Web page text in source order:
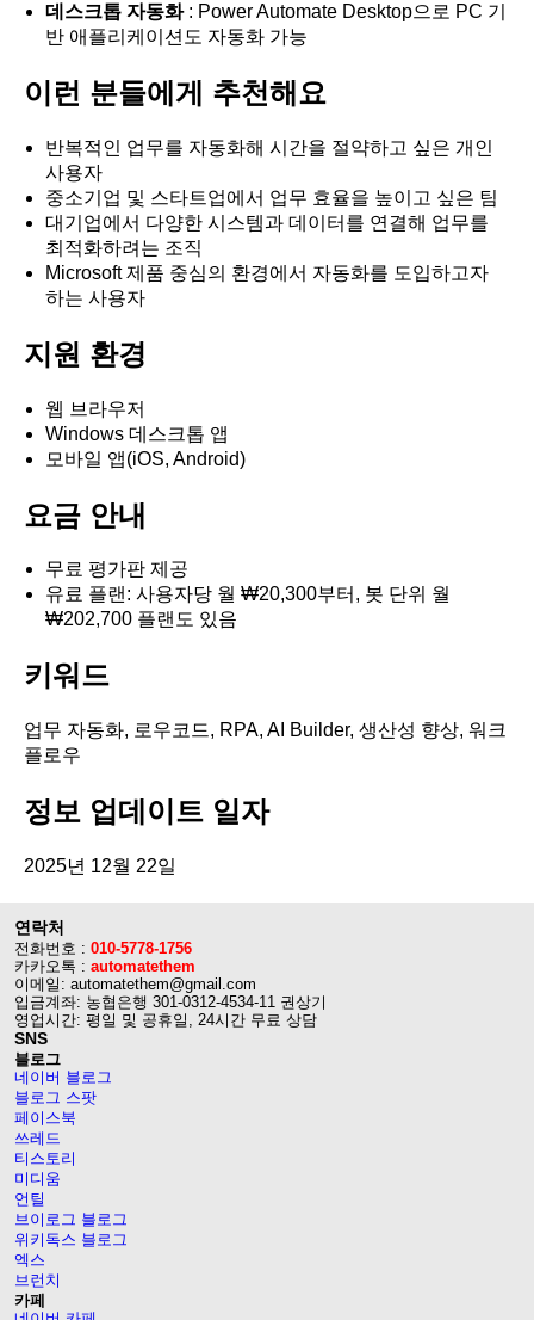
데스크톱 자동화: Power Automate Desktop으로 PC 기
반 애플리케이션도 자동화 가능
이런 분들에게 추천해요
반복적인 업무를 자동화해 시간을 절약하고 싶은 개인
사용자
중소기업 및 스타트업에서 업무 효율을 높이고 싶은 팀
대기업에서 다양한 시스템과 데이터를 연결해 업무를
최적화하려는 조직
Microsoft 제품 중심의 환경에서 자동화를 도입하고자
하는 사용자
지원 환경
웹 브라우저
Windows 데스크톱 앱
모바일 앱(iOS, Android)
요금 안내
무료 평가판 제공
유료 플랜: 사용자당 월 ₩20,300부터, 봇 단위 월
₩202,700 플랜도 있음
키워드
업무 자동화, 로우코드, RPA, AI Builder, 생산성 향상, 워크
플로우
정보 업데이트 일자
2025년 12월 22일
연락처
전화번호 : 010-5778-1756
카카오톡 : automatethem
이메일: automatethem@gmail.com
입금계좌: 농협은행 301-0312-4534-11 권상기
영업시간: 평일 및 공휴일, 24시간 무료 상담
SNS
블로그
네이버 블로그
블로그 스팟
페이스북
쓰레드
티스토리
미디움
언틸
브이로그 블로그
위키독스 블로그
엑스
브런치
카페